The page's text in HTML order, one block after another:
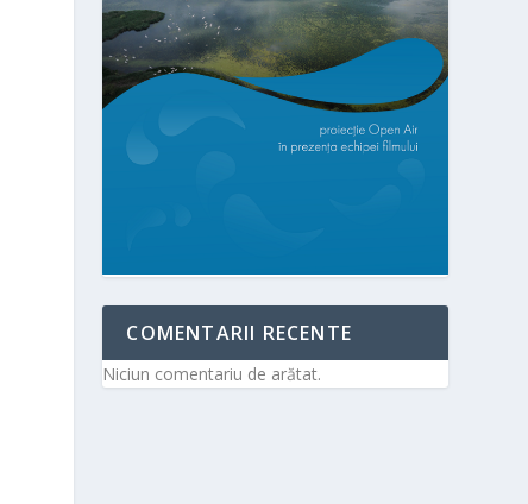
COMENTARII RECENTE
Niciun comentariu de arătat.